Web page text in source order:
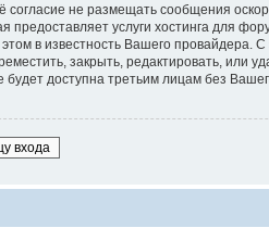
согласие не размещать сообщения
предоставляет услуги хостинга для
этом в известность Вашего
закрыть, редактировать, или
доступна третьим лицам без
входа